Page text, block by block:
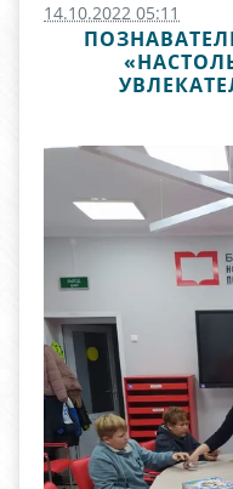
14.10.2022 05:11